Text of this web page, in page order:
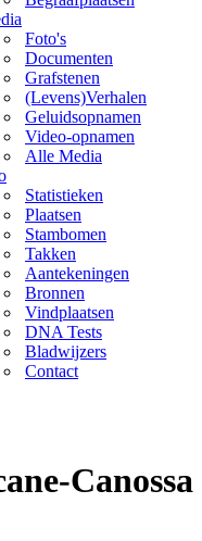
Foto's
Documenten
Grafstenen
(Levens)Verhalen
Geluidsopnamen
Video-opnamen
Alle Media
Statistieken
Plaatsen
Stambomen
Takken
Aantekeningen
Bronnen
Vindplaatsen
DNA Tests
Bladwijzers
Contact
Canossa